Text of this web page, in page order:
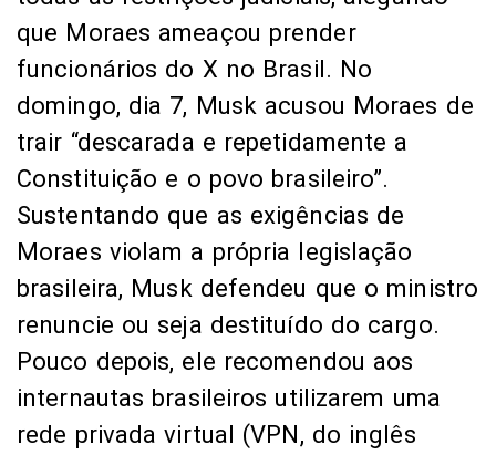
que Moraes ameaçou prender
funcionários do X no Brasil. No
domingo, dia 7, Musk acusou Moraes de
trair “descarada e repetidamente a
Constituição e o povo brasileiro”.
Sustentando que as exigências de
Moraes violam a própria legislação
brasileira, Musk defendeu que o ministro
renuncie ou seja destituído do cargo.
Pouco depois, ele recomendou aos
internautas brasileiros utilizarem uma
rede privada virtual (VPN, do inglês